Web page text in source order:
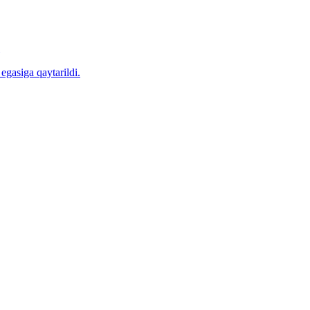
qaytarildi.